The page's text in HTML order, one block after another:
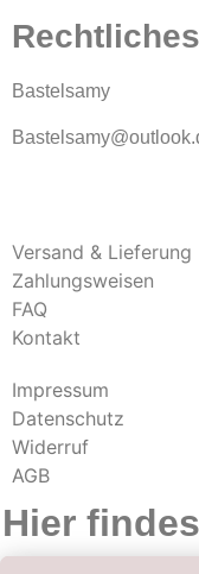
Rechtliches
Bastelsamy
Versand & Lieferung
Zahlungsweisen
FAQ
Kontakt
Impressum
Datenschutz
Widerruf
AGB
Hier